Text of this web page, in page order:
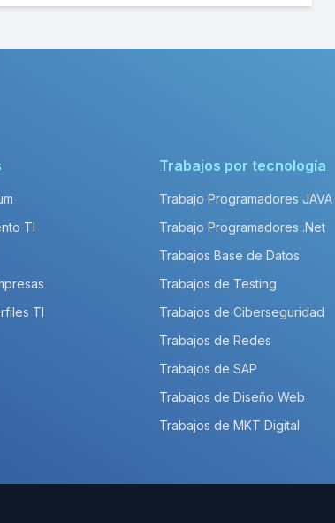
TI
TI
Trabajos por tecnología
Trabajo Programadores JAVA
Trabajo Programadores .Net
Trabajos Base de Datos
Trabajos de Testing
Trabajos de Ciberseguridad
Trabajos de Redes
Trabajos de SAP
Trabajos de Diseño Web
Trabajos de MKT Digital